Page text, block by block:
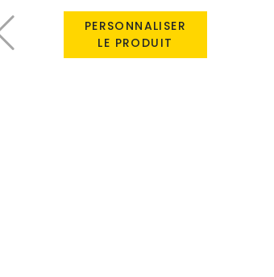
PERSONNALISER
LE PRODUIT
Précédent